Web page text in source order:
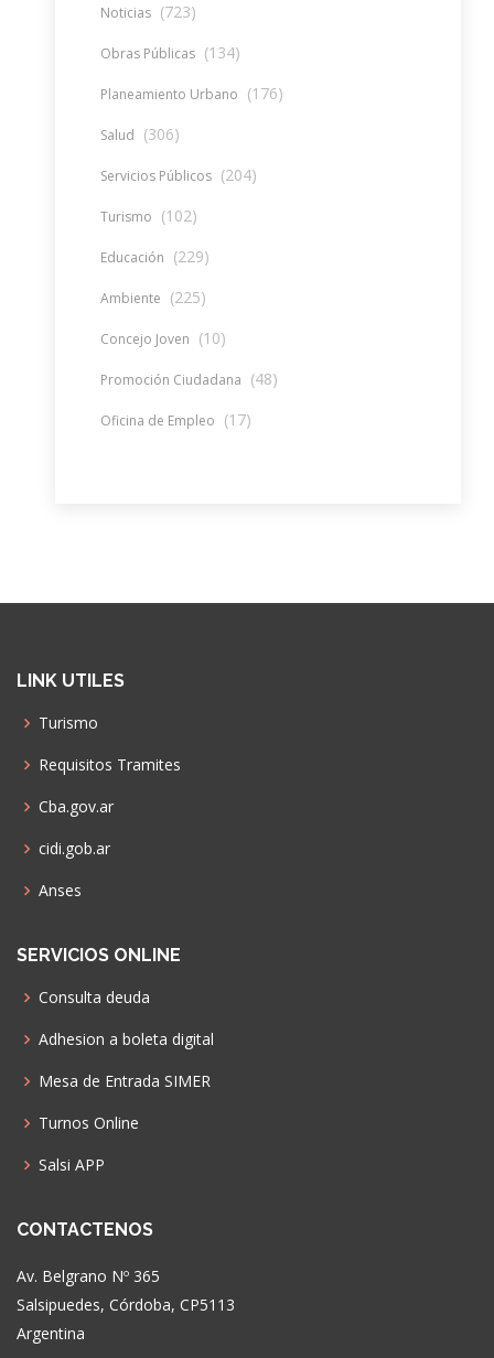
Noticias (723)
Obras Públicas (134)
Planeamiento Urbano (176)
Salud (306)
Servicios Públicos (204)
Turismo (102)
Educación (229)
Ambiente (225)
Concejo Joven (10)
Promoción Ciudadana (48)
Oficina de Empleo (17)
LINK UTILES
Turismo
Requisitos Tramites
Cba.gov.ar
cidi.gob.ar
Anses
SERVICIOS ONLINE
Consulta deuda
Adhesion a boleta digital
Mesa de Entrada SIMER
Turnos Online
Salsi APP
CONTACTENOS
Av. Belgrano Nº 365
Salsipuedes, Córdoba, CP5113
Argentina